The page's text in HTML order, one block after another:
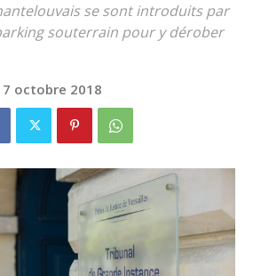
se sont introduits par
souterrain pour y dérober
octobre 2018